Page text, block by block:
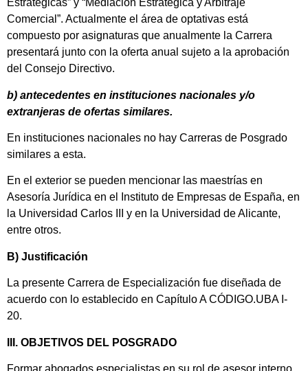
Estratégicas” y “Mediación Estratégica y Arbitraje
Comercial”. Actualmente el área de optativas está
compuesto por asignaturas que anualmente la Carrera
presentará junto con la oferta anual sujeto a la aprobación
del Consejo Directivo.
b) antecedentes en instituciones nacionales y/o
extranjeras de ofertas similares.
En instituciones nacionales no hay Carreras de Posgrado
similares a esta.
En el exterior se pueden mencionar las maestrías en
Asesoría Jurídica en el Instituto de Empresas de España, en
la Universidad Carlos III y en la Universidad de Alicante,
entre otros.
B) Justificación
La presente Carrera de Especialización fue diseñada de
acuerdo con lo establecido en Capítulo A CÓDIGO.UBA I-
20.
III. OBJETIVOS DEL POSGRADO
Formar abogados especialistas en su rol de asesor interno